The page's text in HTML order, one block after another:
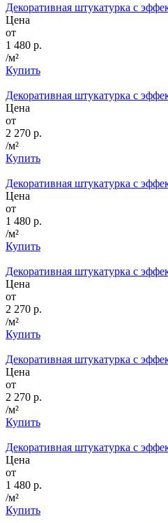
Декоративная штукатурка с
Цена
от
1 480 р.
/м²
Купить
Декоративная штукатурка с
Цена
от
2 270 р.
/м²
Купить
Декоративная штукатурка с
Цена
от
1 480 р.
/м²
Купить
Декоративная штукатурка с
Цена
от
2 270 р.
/м²
Купить
Декоративная штукатурка с
Цена
от
2 270 р.
/м²
Купить
Декоративная штукатурка с
Цена
от
1 480 р.
/м²
Купить